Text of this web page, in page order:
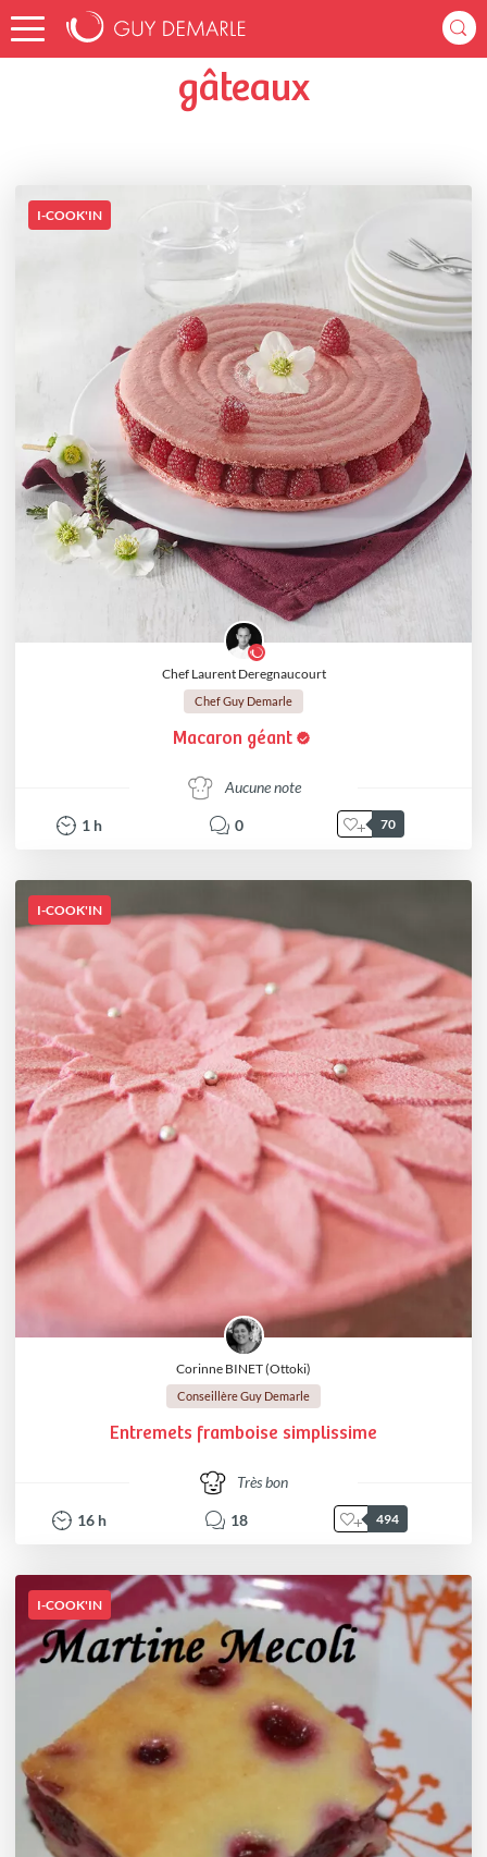
Accueil jocelynep73 Listes de favoris
gâteaux
I-COOK'IN
Chef Laurent Deregnaucourt
Chef Guy Demarle
Macaron géant
Aucune note
1 h 0 70
I-COOK'IN
Corinne BINET (Ottoki)
Conseillère Guy Demarle
Entremets framboise simplissime
Très bon
16 h 18 494
I-COOK'IN